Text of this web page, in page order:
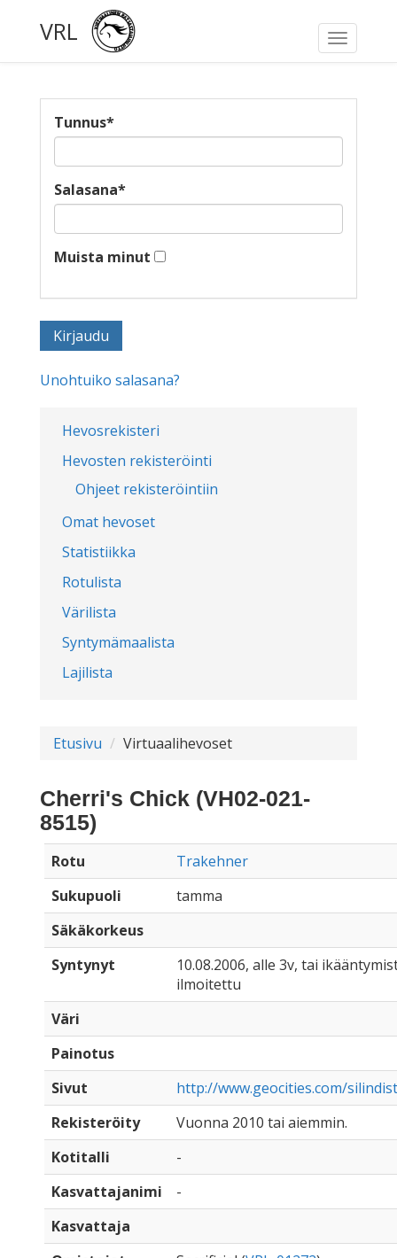
Toggle
VRL
Hevosrekisteri
Hevosten rekisteröinti
Ohjeet rekisteröintiin
Omat hevoset
Statistiikka
Rotulista
Värilista
Syntymämaalista
Lajilista
Tunnus*
Salasana*
Muista minut
Unohtuiko salasana?
Etusivu Virtuaalihevoset
Cherri's Chick (VH02-021-
8515)
Rotu
Trakehner
Sukupuoli
tamma
Säkäkorkeus
Syntynyt
10.08.2006, alle 3v, tai
ilmoitettu
Väri
Painotus
Sivut
http://www.geocities.com/
Rekisteröity
Vuonna 2010 tai aiemmin.
Kotitalli
-
Kasvattajanimi
-
Kasvattaja